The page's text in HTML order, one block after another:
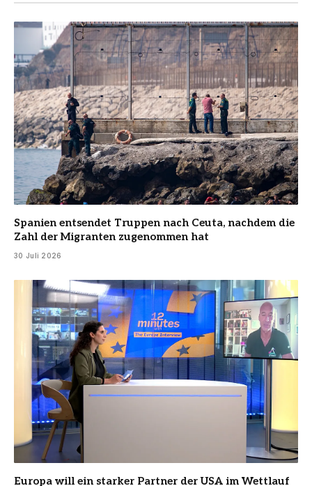
Spanien entsendet Truppen nach Ceuta, nachdem die
Zahl der Migranten zugenommen hat
30 Juli 2026
Europa will ein starker Partner der USA im Wettlauf